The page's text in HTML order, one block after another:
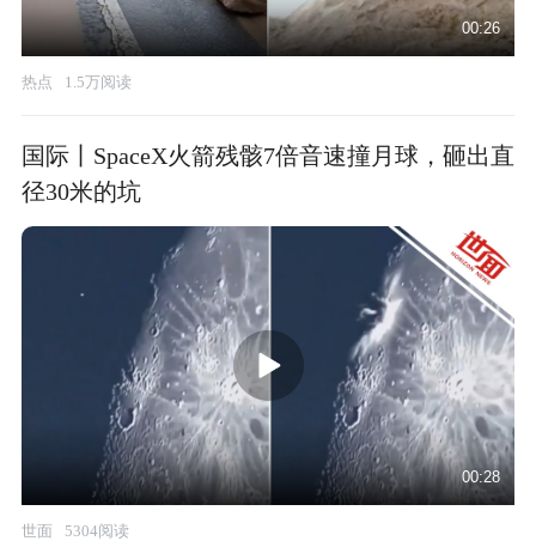
00:26
热点 1.5万阅读
国际丨SpaceX火箭残骸7倍音速撞月球，砸出直
径30米的坑
00:28
世面 5304阅读